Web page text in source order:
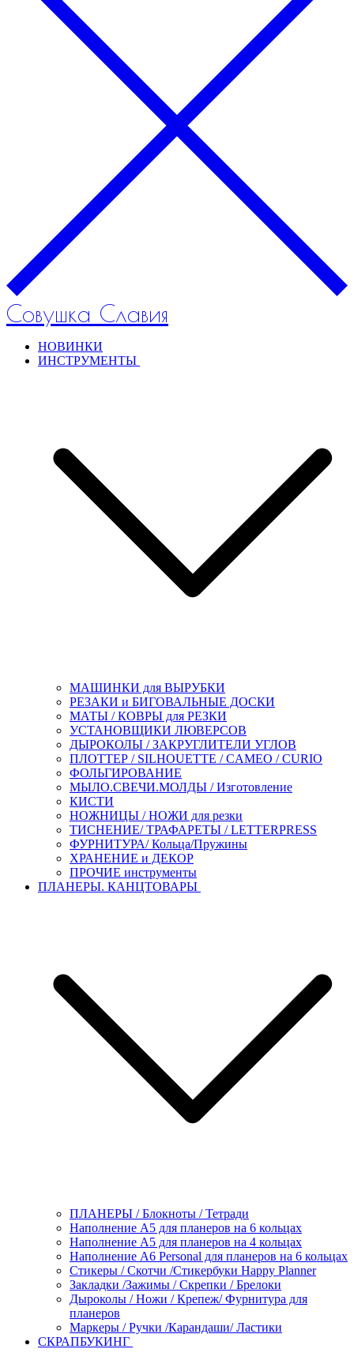
Совушка Славия
НОВИНКИ
ИНСТРУМЕНТЫ
МАШИНКИ для ВЫРУБКИ
РЕЗАКИ и БИГОВАЛЬНЫЕ ДОСКИ
МАТЫ / КОВРЫ для РЕЗКИ
УСТАНОВЩИКИ ЛЮВЕРСОВ
ДЫРОКОЛЫ / ЗАКРУГЛИТЕЛИ УГЛОВ
ПЛОТТЕР / SILHOUETTE / CAMEO / CURIO
ФОЛЬГИРОВАНИЕ
МЫЛО.СВЕЧИ.МОЛДЫ / Изготовление
КИСТИ
НОЖНИЦЫ / НОЖИ для резки
ТИСНЕНИЕ/ ТРАФАРЕТЫ / LETTERPRESS
ФУРНИТУРА/ Кольца/Пружины
ХРАНЕНИЕ и ДЕКОР
ПРОЧИЕ инструменты
ПЛАНЕРЫ. КАНЦТОВАРЫ
ПЛАНЕРЫ / Блокноты / Тетради
Наполнение А5 для планеров на 6 кольцах
Наполнение А5 для планеров на 4 кольцах
Наполнение А6 Personal для планеров на 6 кольцах
Стикеры / Скотчи /Стикербуки Happy Planner
Закладки /Зажимы / Скрепки / Брелоки
Дыроколы / Ножи / Крепеж/ Фурнитура для
планеров
Маркеры / Ручки /Карандаши/ Ластики
СКРАПБУКИНГ